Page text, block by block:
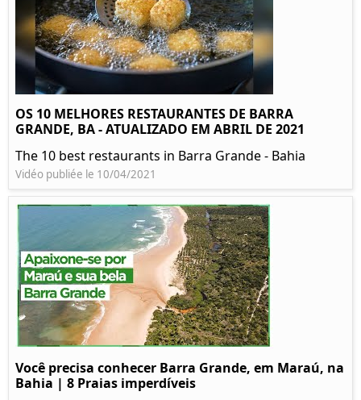
OS 10 MELHORES RESTAURANTES DE BARRA
GRANDE, BA - ATUALIZADO EM ABRIL DE 2021
The 10 best restaurants in Barra Grande - Bahia
Vidéo publiée le 10/04/2021
Você precisa conhecer Barra Grande, em Maraú, na
Bahia | 8 Praias imperdíveis